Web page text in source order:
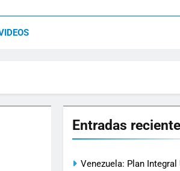
Entradas
Venezuela: Plan Integral